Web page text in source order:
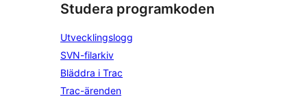
Studera programkoden
Utvecklingslogg
SVN-filarkiv
Bläddra i Trac
Trac-ärenden